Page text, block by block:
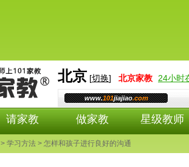
北京 [切换] 北京家教 24小时
www.101jiajiao.com
请家教 做家教 星级教师
> 学习方法 > 怎样和孩子进行良好的沟通